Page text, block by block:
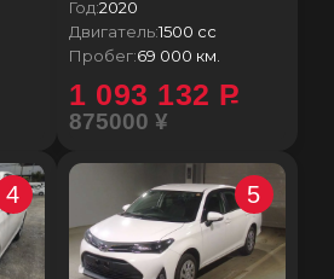
Год:2020
Двигатель:1500 сс
Пробег:69 000 км.
1 093 132 P
875000 ¥
4 5